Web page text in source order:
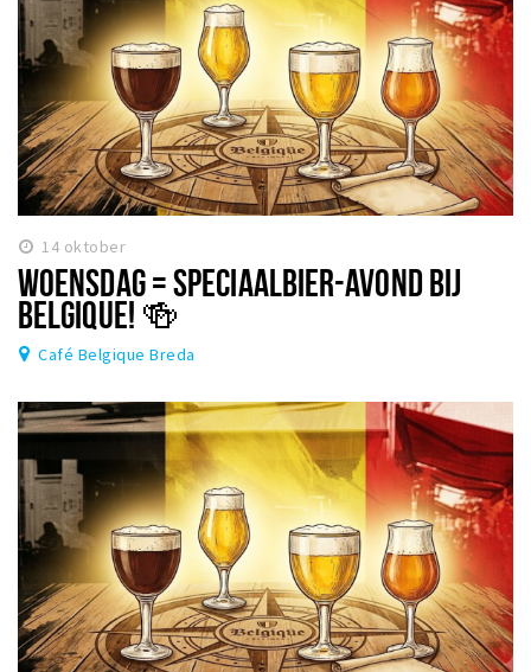
14 oktober
WOENSDAG = SPECIAALBIER-AVOND BIJ
BELGIQUE! 🍻
Café Belgique Breda